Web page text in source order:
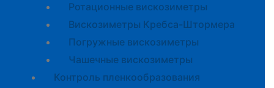
Ротационные вискозиметры
Вискозиметры Кребса-Штормера
Погружные вискозиметры
Чашечные вискозиметры
Контроль пленкообразования